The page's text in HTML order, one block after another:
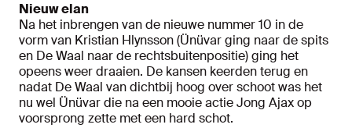
Nieuw elan
Na het inbrengen van de nieuwe nummer 10 in de
vorm van Kristian Hlynsson (Ünüvar ging naar de spits
en De Waal naar de rechtsbuitenpositie) ging het
opeens weer draaien. De kansen keerden terug en
nadat De Waal van dichtbij hoog over schoot was het
nu wel Ünüvar die na een mooie actie Jong Ajax op
voorsprong zette met een hard schot.